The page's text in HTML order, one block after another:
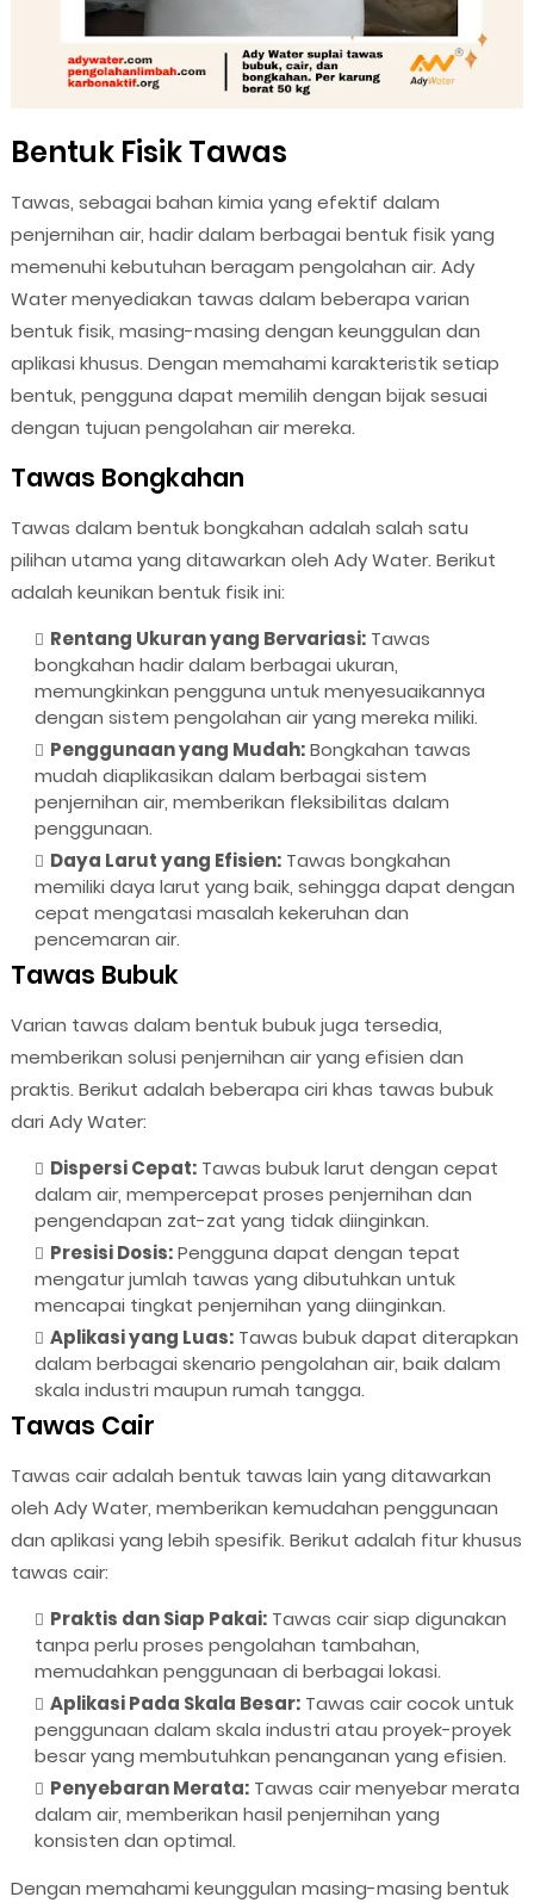
Bentuk Fisik Tawas
Tawas, sebagai bahan kimia yang efektif dalam
penjernihan air, hadir dalam berbagai bentuk fisik yang
memenuhi kebutuhan beragam pengolahan air. Ady
Water menyediakan tawas dalam beberapa varian
bentuk fisik, masing-masing dengan keunggulan dan
aplikasi khusus. Dengan memahami karakteristik setiap
bentuk, pengguna dapat memilih dengan bijak sesuai
dengan tujuan pengolahan air mereka.
Tawas Bongkahan
Tawas dalam bentuk bongkahan adalah salah satu
pilihan utama yang ditawarkan oleh Ady Water. Berikut
adalah keunikan bentuk fisik ini:
Rentang Ukuran yang Bervariasi:Tawas
bongkahan hadir dalam berbagai ukuran,
memungkinkan pengguna untuk menyesuaikannya
dengan sistem pengolahan air yang mereka miliki.
Penggunaan yang Mudah:Bongkahan tawas
mudah diaplikasikan dalam berbagai sistem
penjernihan air, memberikan fleksibilitas dalam
penggunaan.
Daya Larut yang Efisien:Tawas bongkahan
memiliki daya larut yang baik, sehingga dapat dengan
cepat mengatasi masalah kekeruhan dan
pencemaran air.
Tawas Bubuk
Varian tawas dalam bentuk bubuk juga tersedia,
memberikan solusi penjernihan air yang efisien dan
praktis. Berikut adalah beberapa ciri khas tawas bubuk
dari Ady Water:
Dispersi Cepat:Tawas bubuk larut dengan cepat
dalam air, mempercepat proses penjernihan dan
pengendapan zat-zat yang tidak diinginkan.
Presisi Dosis:Pengguna dapat dengan tepat
mengatur jumlah tawas yang dibutuhkan untuk
mencapai tingkat penjernihan yang diinginkan.
Aplikasi yang Luas:Tawas bubuk dapat diterapkan
dalam berbagai skenario pengolahan air, baik dalam
skala industri maupun rumah tangga.
Tawas Cair
Tawas cair adalah bentuk tawas lain yang ditawarkan
oleh Ady Water, memberikan kemudahan penggunaan
dan aplikasi yang lebih spesifik. Berikut adalah fitur khusus
tawas cair:
Praktis dan Siap Pakai:Tawas cair siap digunakan
tanpa perlu proses pengolahan tambahan,
memudahkan penggunaan di berbagai lokasi.
Aplikasi Pada Skala Besar:Tawas cair cocok untuk
penggunaan dalam skala industri atau proyek-proyek
besar yang membutuhkan penanganan yang efisien.
Penyebaran Merata:Tawas cair menyebar merata
dalam air, memberikan hasil penjernihan yang
konsisten dan optimal.
Dengan memahami keunggulan masing-masing bentuk